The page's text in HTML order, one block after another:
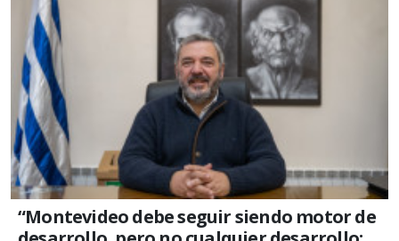
“Montevideo debe seguir siendo motor de